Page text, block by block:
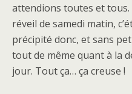
attendions toutes et
réveil de samedi matin,
précipité donc, et sans
tout de même quant à la
jour. Tout ça… ça creuse !